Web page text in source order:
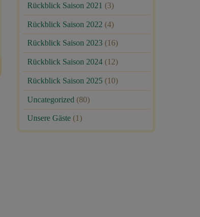
Rückblick Saison 2021 (3)
Rückblick Saison 2022 (4)
Rückblick Saison 2023 (16)
Rückblick Saison 2024 (12)
Rückblick Saison 2025 (10)
Uncategorized (80)
Unsere Gäste (1)